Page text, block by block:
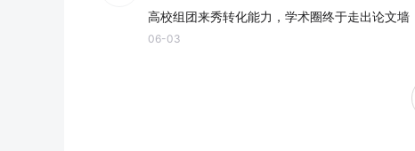
高校组团来秀转化能力，学术圈终于走出论文墙
06-03